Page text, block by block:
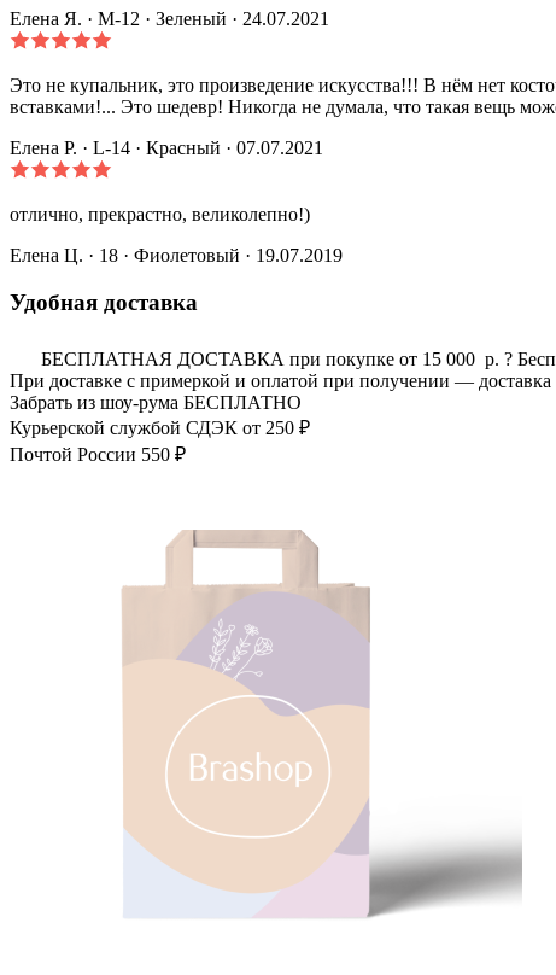
Елена Я. · M-12 · Зеленый · 24.07.2021
Это не купальник, это произведение искусства!!! В нём нет
вставками!... Это шедевр! Никогда не думала, что такая вещь
Елена Р. · L-14 · Красный · 07.07.2021
отлично, прекрастно, великолепно!)
Елена Ц. · 18 · Фиолетовый · 19.07.2019
Удобная доставка
БЕСПЛАТНАЯ ДОСТАВКА при покупке от 15 000 р. ?
При доставке с примеркой и оплатой при получении — доставка
Забрать из шоу-рума БЕСПЛАТНО
Курьерской службой СДЭК от 250 ₽
Почтой России 550 ₽